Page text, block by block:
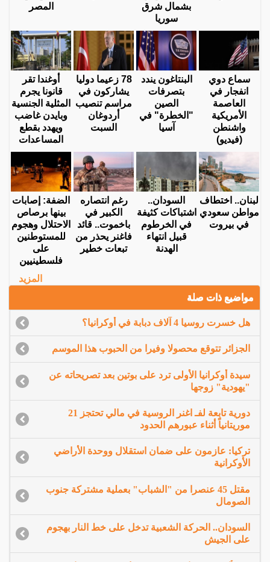
بشمال شرق
سوريا
المصر
سماع دوي
انفجار في
العاصمة
الأمريكية
واشنطن
(فيديو)
البنتاغون يندد
بتصرفات
الصين
"الخطرة" في
آسيا
78 زعيما دوليا
يشاركون في
مراسم تنصيب
أردوغان
السبت
أوغندا تقر
قانونا يجرم
المثلية الجنسية
وبايدن غاضب
ويهدد بقطع
المساعدات
لبنان.. اختطاف
مواطن سعودي
في بيروت
السودان..
اشتباكات كثيفة
في الخرطوم
قبيل انتهاء
الهدنة
رغم انتصاره
الكبير في
باخموت.. قائد
فاغنر يحذر من
تبعات خطير
الضفة: إصابات
بينها برصاص
الاحتلال وهجوم
للمستوطنين
على
فلسطينيين
المزيد
مواضيع ذات صلة
هل خسرت روسيا 4 آلاف دبابة في أوكرانيا؟
الجزائر تتوقع محصولا وفيرا من الحبوب هذا الموسم
سيدة أوكرانيا الأولى ترد على بوتين بعد تصريحاته عن
"يهودية" زوجها
دورية تابعة لفـ اغنر الروسية في مالي تحتجز 21
موريتانياً أثناء عبورهم الحدود
تركيا: عازمون على ضمان استقلال ووحدة الأراضي
الأوكرانية
مقتل 45 عنصرا من "الشباب" بعملية مشتركة جنوب
الصومال
السودان.. الحركة الشعبية تدخل على خط النار بهجوم
على الجيش